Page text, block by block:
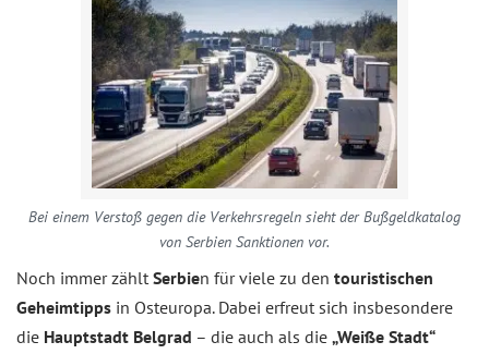
Bei einem Verstoß gegen die Verkehrsregeln sieht der Bußgeldkatalog
von Serbien Sanktionen vor.
Noch immer zählt Serbien für viele zu den touristischen
Geheimtipps in Osteuropa. Dabei erfreut sich insbesondere
die Hauptstadt Belgrad – die auch als die „Weiße Stadt“